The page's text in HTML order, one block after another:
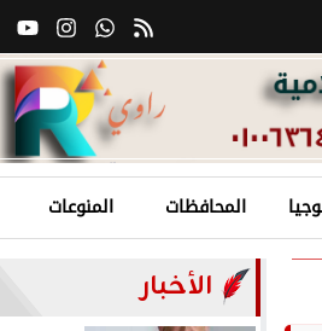
المحافظات المنوعات
الأخبار